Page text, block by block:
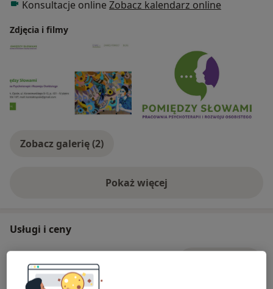
Konsultacje online Zobacz kalendarz online
Zdjęcia i filmy
Zobacz galerię (2)
Pokaż więcejo doświadczeniu
Usługi i ceny
Konsultacja psychoterapeutyczna
Od 200 zł Szczegóły